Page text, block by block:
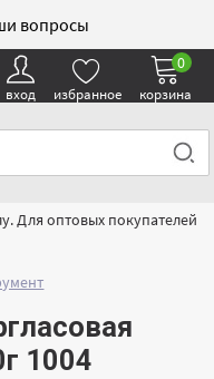
вопросы
вход избранное корзина
0
Для оптовых покупателей
1004